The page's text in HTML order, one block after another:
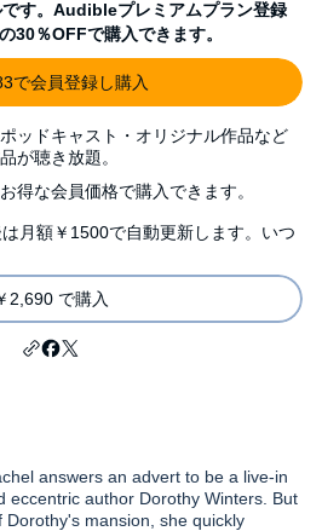
す。Audibleプレミアムプラン登録
30％OFFで購入できます。
で会員登録し購入
ッドキャスト・オリジナル作品など
が聴き放題。
得な会員価格で購入できます。
月額￥1500で自動更新します。いつ
2,690 で購入
answers an advert to be a live-in
eccentric author Dorothy Winters. But
mansion, she quickly